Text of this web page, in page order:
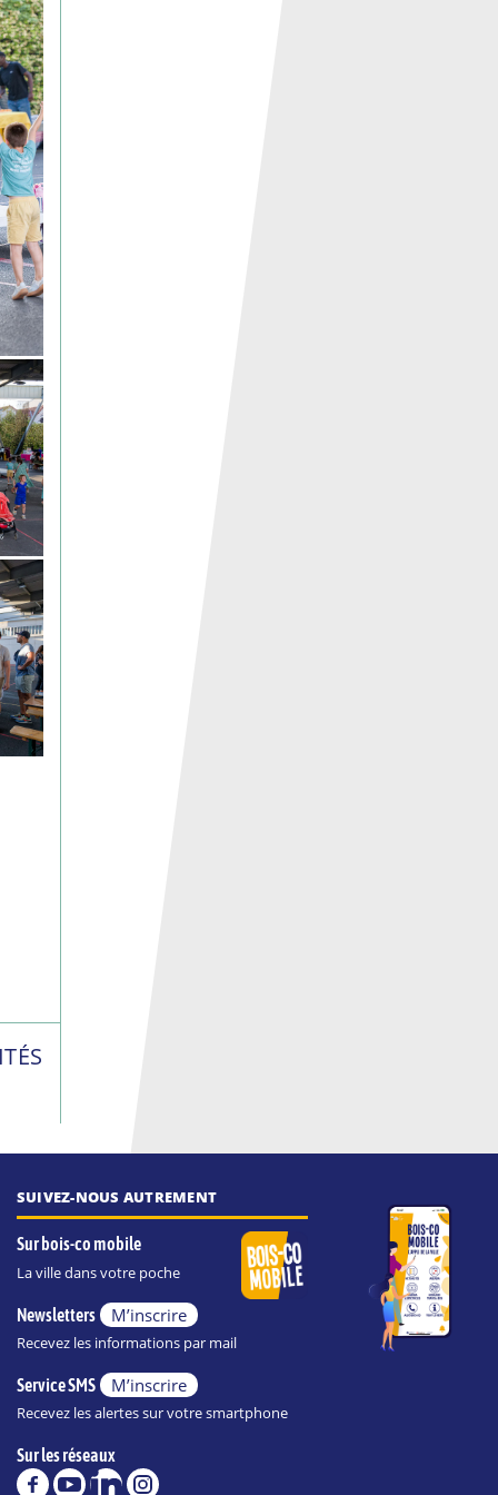
SUIVEZ-NOUS AUTREMENT
Sur bois-co mobile
La ville dans votre poche
Newsletters M’inscrire
Recevez les informations par mail
Service SMS M’inscrire
Recevez les alertes sur votre smartphone
Sur les réseaux